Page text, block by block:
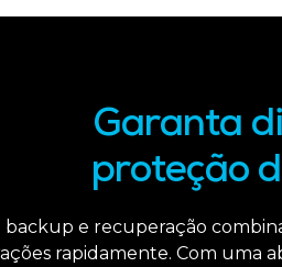
Garanta
proteção
backup e recuperação
rapidamente. Com uma